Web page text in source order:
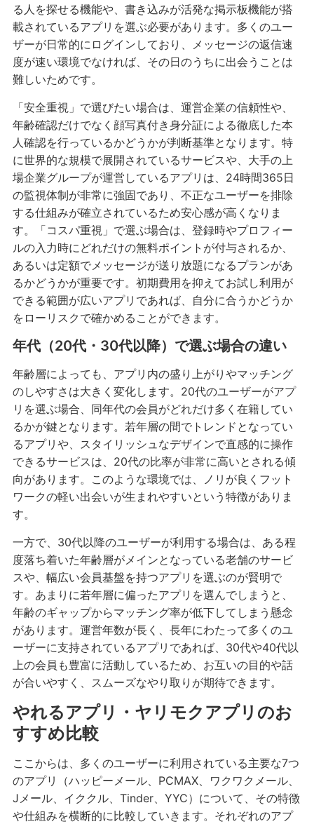
る人を探せる機能や、書き込みが活発な掲示板機能が搭
載されているアプリを選ぶ必要があります。多くのユー
ザーが日常的にログインしており、メッセージの返信速
度が速い環境でなければ、その日のうちに出会うことは
難しいためです。
「安全重視」で選びたい場合は、運営企業の信頼性や、
年齢確認だけでなく顔写真付き身分証による徹底した本
人確認を行っているかどうかが判断基準となります。特
に世界的な規模で展開されているサービスや、大手の上
場企業グループが運営しているアプリは、24時間365日
の監視体制が非常に強固であり、不正なユーザーを排除
する仕組みが確立されているため安心感が高くなりま
す。「コスパ重視」で選ぶ場合は、登録時やプロフィー
ルの入力時にどれだけの無料ポイントが付与されるか、
あるいは定額でメッセージが送り放題になるプランがあ
るかどうかが重要です。初期費用を抑えてお試し利用が
できる範囲が広いアプリであれば、自分に合うかどうか
をローリスクで確かめることができます。
年代（20代・30代以降）で選ぶ場合の違い
年齢層によっても、アプリ内の盛り上がりやマッチング
のしやすさは大きく変化します。20代のユーザーがアプ
リを選ぶ場合、同年代の会員がどれだけ多く在籍してい
るかが鍵となります。若年層の間でトレンドとなってい
るアプリや、スタイリッシュなデザインで直感的に操作
できるサービスは、20代の比率が非常に高いとされる傾
向があります。このような環境では、ノリが良くフット
ワークの軽い出会いが生まれやすいという特徴がありま
す。
一方で、30代以降のユーザーが利用する場合は、ある程
度落ち着いた年齢層がメインとなっている老舗のサービ
スや、幅広い会員基盤を持つアプリを選ぶのが賢明で
す。あまりに若年層に偏ったアプリを選んでしまうと、
年齢のギャップからマッチング率が低下してしまう懸念
があります。運営年数が長く、長年にわたって多くのユ
ーザーに支持されているアプリであれば、30代や40代以
上の会員も豊富に活動しているため、お互いの目的や話
が合いやすく、スムーズなやり取りが期待できます。
やれるアプリ・ヤリモクアプリのお
すすめ比較
ここからは、多くのユーザーに利用されている主要な7つ
のアプリ（ハッピーメール、PCMAX、ワクワクメール、
Jメール、イククル、Tinder、YYC）について、その特徴
や仕組みを横断的に比較していきます。それぞれのアプ